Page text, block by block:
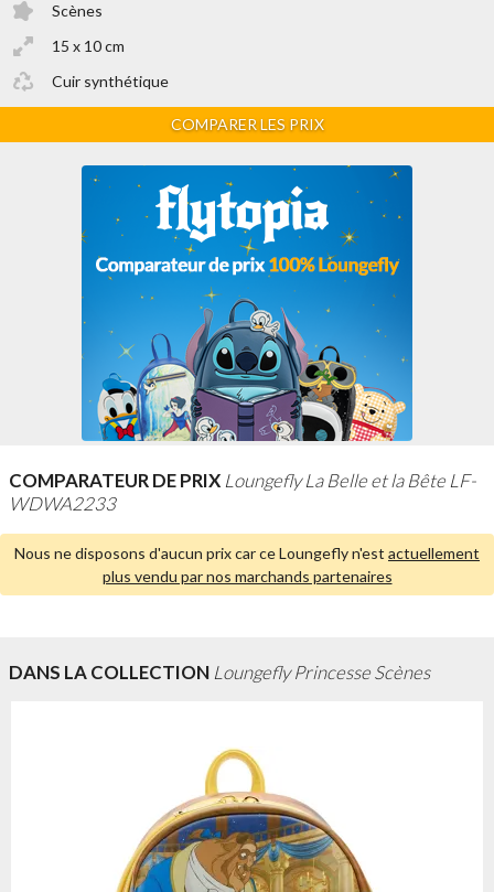
Scènes
15 x 10 cm
Cuir synthétique
COMPARER LES PRIX
COMPARATEUR DE PRIX Loungefly La Belle et la Bête LF-
WDWA2233
Nous ne disposons d'aucun prix car ce Loungefly n'est actuellement
plus vendu par nos marchands partenaires
DANS LA COLLECTION Loungefly Princesse Scènes